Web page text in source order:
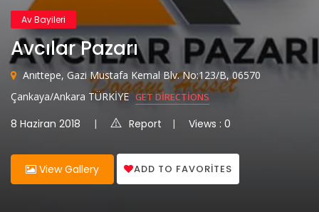
Av Bayileri
Avcılar Pazarı
Anıttepe, Gazi Mustafa Kemal Blv. No:123/B, 06570
Çankaya/Ankara TÜRKİYE GET DIRECTIONS
8 Haziran 2018 Report Views : 0
View Gallery ADD TO FAVORITES